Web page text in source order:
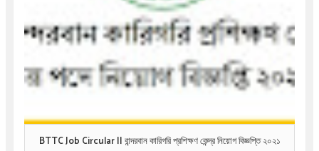
BTTC Job Circular || বান্দরবান কারিগরি প্রশিক্ষণ কেন্দ্র নিয়োগ বিজ্ঞপ্তি ২০২১